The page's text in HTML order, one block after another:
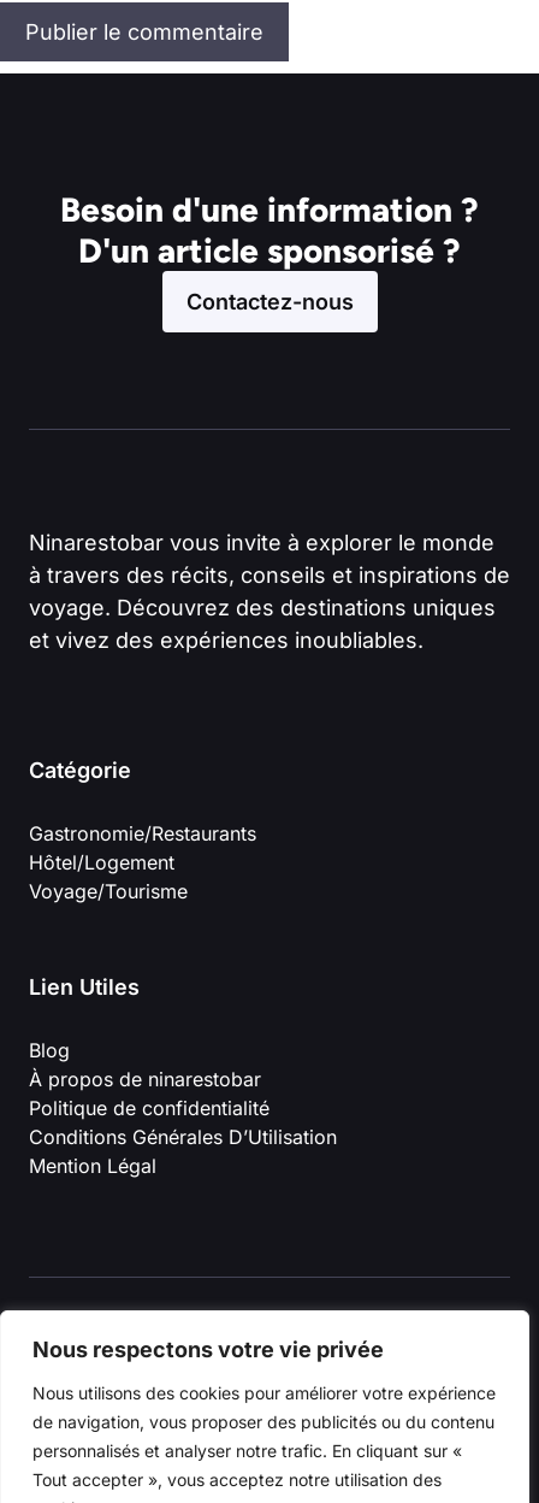
Nous respectons votre vie privée
Nous utilisons des cookies pour améliorer votre expérience
de navigation, vous proposer des publicités ou du contenu
personnalisés et analyser notre trafic. En cliquant sur «
Tout accepter », vous acceptez notre utilisation des
Besoin d'une information ?
D'un article sponsorisé ?
Contactez-nous
Ninarestobar vous invite à explorer le monde
à travers des récits, conseils et inspirations de
voyage. Découvrez des destinations uniques
et vivez des expériences inoubliables.
Catégorie
Gastronomie/Restaurants
Hôtel/Logement
Voyage/Tourisme
Lien Utiles
Blog
À propos de ninarestobar
Politique de confidentialité
Conditions Générales D’Utilisation
Mention Légal
© 2026 ninarestobar